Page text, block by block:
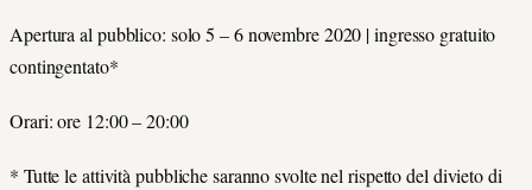
Apertura al pubblico: solo 5 – 6 novembre 2020 | ingresso gratuito
contingentato*
Orari: ore 12:00 – 20:00
* Tutte le attività pubbliche saranno svolte nel rispetto del divieto di